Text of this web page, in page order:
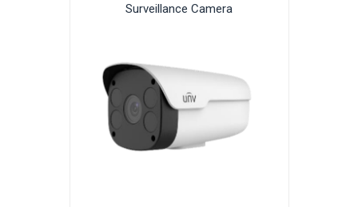
Surveillance Camera